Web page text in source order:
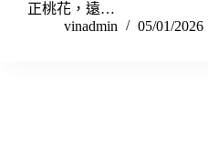
正桃花，遠…
vinadmin
05/01/2026